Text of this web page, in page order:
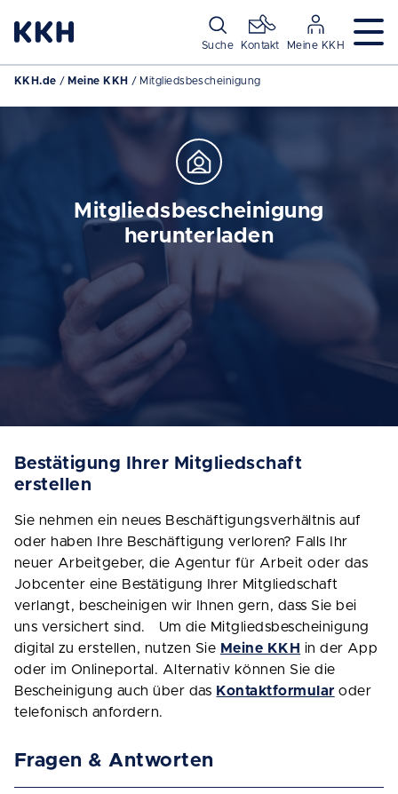
Suche Kontakt Meine KKH
KKH.de Meine KKH Mitgliedsbescheinigung
Mitgliedsbescheinigung
herunterladen
Bestätigung Ihrer Mitgliedschaft
erstellen
Sie nehmen ein neues Beschäftigungsverhältnis auf
oder haben Ihre Beschäftigung verloren? Falls Ihr
neuer Arbeitgeber, die Agentur für Arbeit oder das
Jobcenter eine Bestätigung Ihrer Mitgliedschaft
verlangt, bescheinigen wir Ihnen gern, dass Sie bei
uns versichert sind. Um die Mitgliedsbescheinigung
digital zu erstellen, nutzen Sie Meine KKH in der App
oder im Onlineportal. Alternativ können Sie die
Bescheinigung auch über das Kontaktformular oder
telefonisch anfordern.
Fragen & Antworten